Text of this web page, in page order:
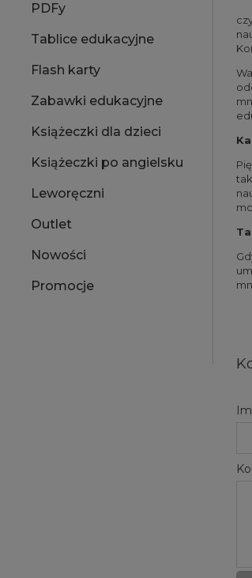
PDFy
Tablice edukacyjne
Flash karty
Zabawki edukacyjne
Książeczki dla dzieci
Książeczki po angielsku
Leworęczni
Outlet
Nowości
Promocje